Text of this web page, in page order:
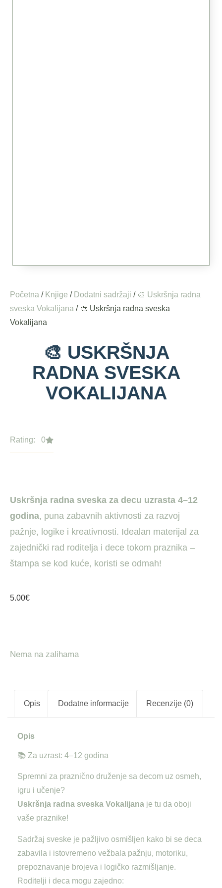
Početna / Knjige / Dodatni sadržaji / 🎨 Uskršnja radna
sveska Vokalijana / 🎨 Uskršnja radna sveska
Vokalijana
🎨 USKRŠNJA
RADNA SVESKA
VOKALIJANA
Rating: 0
Uskršnja radna sveska za decu uzrasta 4–12
godina, puna zabavnih aktivnosti za razvoj
pažnje, logike i kreativnosti. Idealan materijal za
zajednički rad roditelja i dece tokom praznika –
štampa se kod kuće, koristi se odmah!
5.00€
Nema na zalihama
Opis Dodatne informacije Recenzije (0)
Opis
📚 Za uzrast: 4–12 godina
Spremni za praznično druženje sa decom uz osmeh,
igru i učenje?
Uskršnja radna sveska Vokalijana je tu da oboji
vaše praznike!
Sadržaj sveske je pažljivo osmišljen kako bi se deca
zabavila i istovremeno vežbala pažnju, motoriku,
prepoznavanje brojeva i logičko razmišljanje.
Roditelji i deca mogu zajedno: